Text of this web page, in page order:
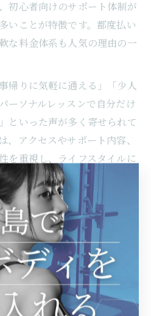
初心者向けのサポート体制が
いことが特徴です。都度払い
な料金体系も人気の理由の一
帰りに気軽に通える」「少人
ーソナルレッスンで自分だけ
といった声が多く寄せられて
、アクセスやサポート内容、
を重視し、ライフスタイルに
続のポイントです。まずは体
に合ったスタジオを見つける
佃でのマシンピ